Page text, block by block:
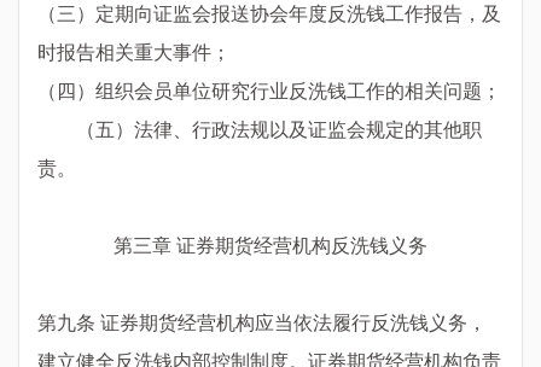
（三）定期向证监会报送协会年度反洗钱工作报告，及
时报告相关重大事件；
（四）组织会员单位研究行业反洗钱工作的相关问题；
（五）法律、行政法规以及证监会规定的其他职
责。
第三章 证券期货经营机构反洗钱义务
第九条 证券期货经营机构应当依法履行反洗钱义务，
建立健全反洗钱内部控制制度。证券期货经营机构负责